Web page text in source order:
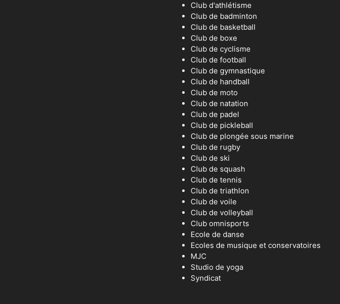
Club d'athlétisme
Club de badminton
Club de basketball
Club de boxe
Club de cyclisme
Club de football
Club de gymnastique
Club de handball
Club de moto
Club de natation
Club de padel
Club de pickleball
Club de plongée sous marine
Club de rugby
Club de ski
Club de squash
Club de tennis
Club de triathlon
Club de voile
Club de volleyball
Club omnisports
Ecole de danse
Ecoles de musique et conservatoires
MJC
Studio de yoga
Syndicat